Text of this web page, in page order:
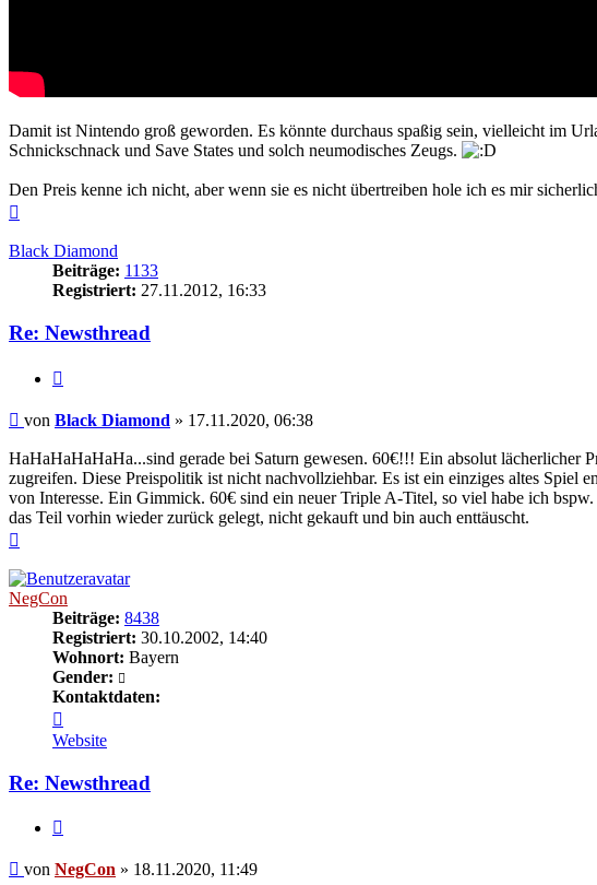
Damit ist Nintendo groß geworden. Es könnte durchaus spaßig sein, vielleicht im
Schnickschnack und Save States und solch neumodisches Zeugs.
Den Preis kenne ich nicht, aber wenn sie es nicht übertreiben hole ich es mir
Black Diamond
Beiträge: 1133
Registriert: 27.11.2012, 16:33
Re: Newsthread
Beitrag
von Black Diamond » 17.11.2020, 06:38
HaHaHaHaHaHa...sind gerade bei Saturn gewesen. 60€!!! Ein absolut lächerlicher
zugreifen. Diese Preispolitik ist nicht nachvollziehbar. Es ist ein einziges altes Spiel
von Interesse. Ein Gimmick. 60€ sind ein neuer Triple A-Titel, so viel habe ich
das Teil vorhin wieder zurück gelegt, nicht gekauft und bin auch enttäuscht.
NegCon
Beiträge: 8438
Registriert: 30.10.2002, 14:40
Wohnort: Bayern
Gender:
Kontaktdaten:
von
NegCon
Website
Re: Newsthread
Beitrag
von NegCon » 18.11.2020, 11:49